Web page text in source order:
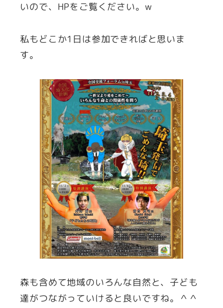
いので、HPをご覧ください。w
私もどこか1日は参加できればと思いま
す。
森も含めて地域のいろんな自然と、子ども
達がつながっていけると良いですね。＾＾